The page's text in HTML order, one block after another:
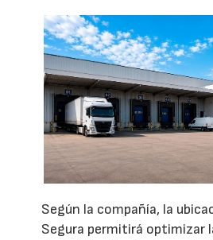
Según la compañía, la
Segura permitirá optimizar